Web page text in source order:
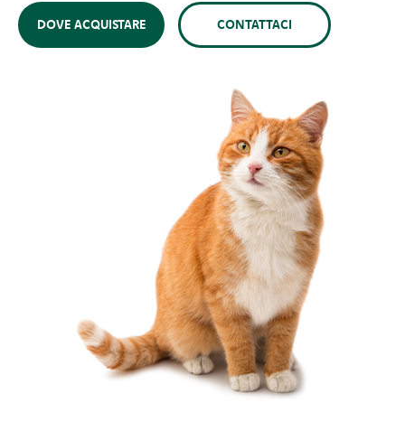
DOVE ACQUISTARE CONTATTACI